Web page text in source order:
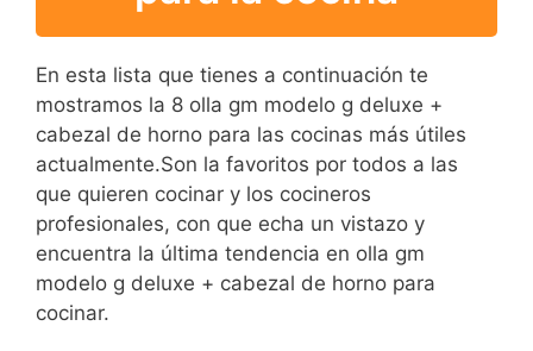
En esta lista que tienes a continuación te
mostramos la 8 olla gm modelo g deluxe +
cabezal de horno para las cocinas más útiles
actualmente.Son la favoritos por todos a las
que quieren cocinar y los cocineros
profesionales, con que echa un vistazo y
encuentra la última tendencia en olla gm
modelo g deluxe + cabezal de horno para
cocinar.